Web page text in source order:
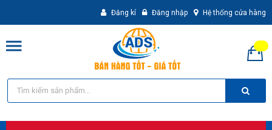
Đăng kí Đăng nhập Hệ thống cửa hàng